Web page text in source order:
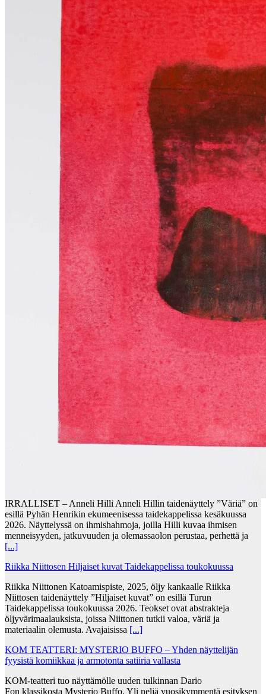
IRRALLISET – Anneli Hilli Anneli Hillin taidenäyttely ”Väriä” on
esillä Pyhän Henrikin ekumeenisessa taidekappelissa kesäkuussa
2026. Näyttelyssä on ihmishahmoja, joilla Hilli kuvaa ihmisen
menneisyyden, jatkuvuuden ja olemassaolon perustaa, perhettä ja
[...]
Riikka Niittosen Hiljaiset kuvat Taidekappelissa toukokuussa
Riikka Niittonen Katoamispiste, 2025, öljy kankaalle Riikka
Niittosen taidenäyttely ”Hiljaiset kuvat” on esillä Turun
Taidekappelissa toukokuussa 2026. Teokset ovat abstrakteja
öljyvärimaalauksista, joissa Niittonen tutkii valoa, väriä ja
materiaalin olemusta. Avajaisissa [...]
KOM TEATTERI: MYSTERIO BUFFO – Yhden näyttelijän
fyysistä komiikkaa ja armotonta satiiria vallasta
KOM-teatteri tuo näyttämölle uuden tulkinnan Dario
Fon klassikosta Mysterio Buffo. Yli neljä vuosikymmentä esityksen